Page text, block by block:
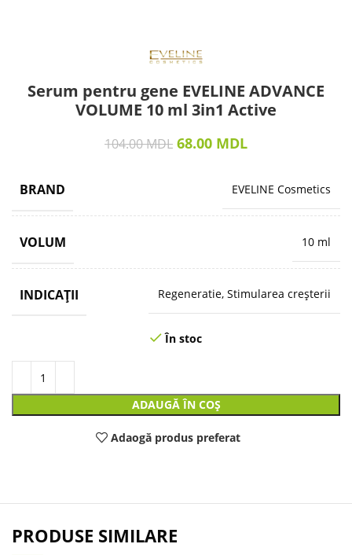
Serum pentru gene EVELINE ADVANCE
VOLUME 10 ml 3in1 Active
104.00MDL 68.00 MDL
BRAND EVELINE Cosmetics
VOLUM 10 ml
INDICAȚII Regeneratie, Stimularea creșterii
În stoc
ADAUGĂ ÎN COȘ
Adaogă produs preferat
PRODUSE SIMILARE